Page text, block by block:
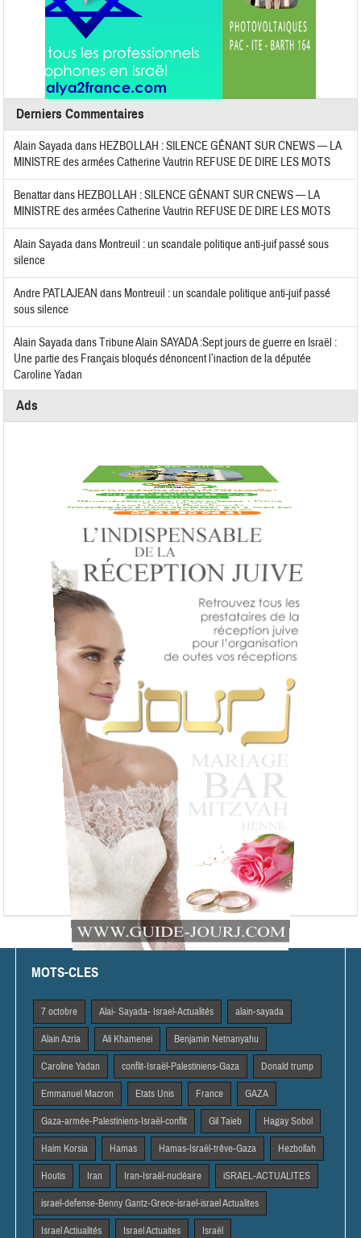
Derniers Commentaires
Alain Sayadadans HEZBOLLAH : SILENCE GÊNANT SUR CNEWS — LA
MINISTRE des armées Catherine Vautrin REFUSE DE DIRE LES MOTS
Benattardans HEZBOLLAH : SILENCE GÊNANT SUR CNEWS — LA
MINISTRE des armées Catherine Vautrin REFUSE DE DIRE LES MOTS
Alain Sayadadans Montreuil : un scandale politique anti-juif passé sous
silence
Andre PATLAJEAN dans Montreuil : un scandale politique anti-juif passé
sous silence
Alain SayadadansTribune Alain SAYADA :Sept jours de guerre en Israël :
Une partie des Français bloqués dénoncent l’inaction de la députée
Caroline Yadan
Ads
MOTS-CLES
7 octobre Alai- Sayada- Israel-Actualités alain-sayada
Alain Azria Ali Khamenei Benjamin Netnanyahu
Caroline Yadan conflit-Israël-Palestiniens-Gaza Donald trump
Emmanuel Macron Etats Unis France GAZA
Gaza-armée-Palestiniens-Israël-conflit Gil Taieb Hagay Sobol
Haim Korsia Hamas Hamas-Israël-trêve-Gaza Hezbollah
Houtis Iran Iran-Israël-nucléaire iSRAEL-ACTUALITES
israel-defense-Benny Gantz-Grece-israel-israel Actualites
Israel Actiualités Israel Actuaites Israël